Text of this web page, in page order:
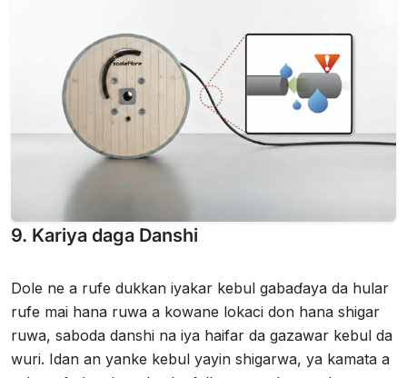
9. Kariya daga Danshi
Dole ne a rufe dukkan iyakar kebul gabaɗaya da hular
rufe mai hana ruwa a kowane lokaci don hana shigar
ruwa, saboda danshi na iya haifar da gazawar kebul da
wuri. Idan an yanke kebul yayin shigarwa, ya kamata a